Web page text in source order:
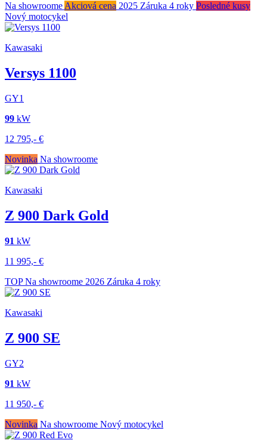
Na showroome Akciová cena 2025 Záruka 4 roky Posledné kusy
Nový motocykel
Kawasaki
Versys 1100
GY1
99 kW
12 795,- €
Novinka Na showroome
Kawasaki
Z 900 Dark Gold
91 kW
11 995,- €
TOP Na showroome 2026 Záruka 4 roky
Kawasaki
Z 900 SE
GY2
91 kW
11 950,- €
Novinka Na showroome Nový motocykel